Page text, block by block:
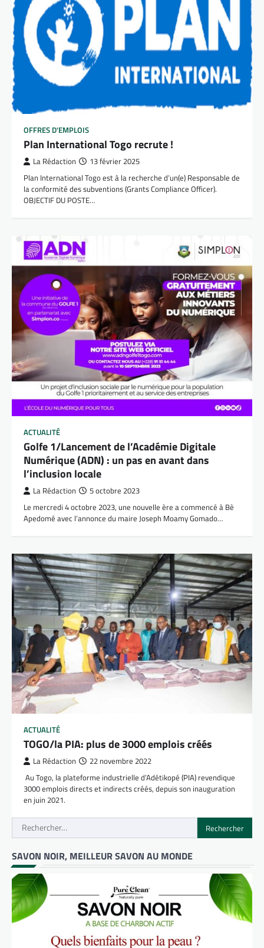
OFFRES D'EMPLOIS
Plan International Togo recrute !
La Rédaction 13 février 2025
Plan International Togo est à la recherche d’un(e) Responsable de
la conformité des subventions (Grants Compliance Officer).
OBJECTIF DU POSTE…
ACTUALITÉ
Golfe 1/Lancement de l’Académie Digitale
Numérique (ADN) : un pas en avant dans
l’inclusion locale
La Rédaction 5 octobre 2023
Le mercredi 4 octobre 2023, une nouvelle ère a commencé à Bè
Apedomé avec l’annonce du maire Joseph Moamy Gomado…
ACTUALITÉ
TOGO/la PIA: plus de 3000 emplois créés
La Rédaction 22 novembre 2022
Au Togo, la plateforme industrielle d’Adétikopé (PIA) revendique
3000 emplois directs et indirects créés, depuis son inauguration
en juin 2021.
Rechercher :
SAVON NOIR, MEILLEUR SAVON AU MONDE